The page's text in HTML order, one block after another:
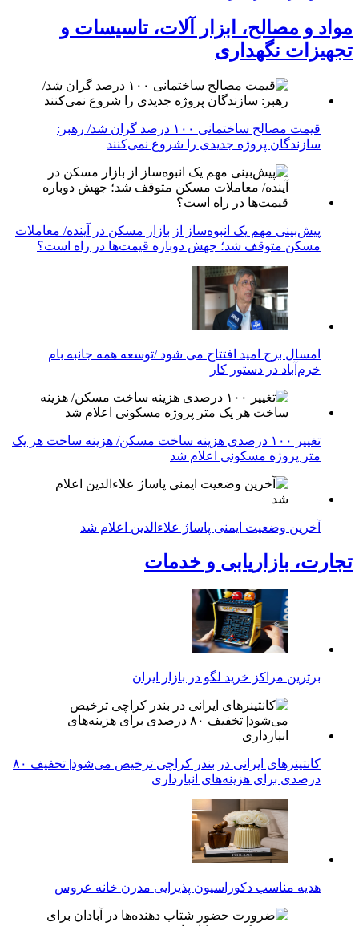
مواد و مصالح، ابزار آلات، تاسیسات و
تجهیزات نگهداری
قیمت مصالح ساختمانی ۱۰۰ درصد گران شد/ رهبر:
سازندگان پروژه جدیدی را شروع نمی‌کنند
پیش‌بینی مهم یک انبوه‌ساز از بازار مسکن در آینده/ معاملات
مسکن متوقف شد؛ جهش دوباره قیمت‌ها در راه است؟
امسال برج امید افتتاح می شود /توسعه همه جانبه بام
خرم‌آباد در دستور کار
تغییر ۱۰۰ درصدی هزینه ساخت مسکن/ هزینه ساخت هر یک
متر پروژه مسکونی اعلام شد
آخرین وضعیت ایمنی پاساژ علاءالدین اعلام شد
تجارت، بازاریابی و خدمات
برترین مراکز خرید لگو در بازار ایران
کانتینرهای ایرانی در بندر کراچی ترخیص می‌شود| تخفیف ۸۰
درصدی برای هزینه‌های انبارداری
هدیه مناسب دکوراسیون پذیرایی مدرن خانه عروس